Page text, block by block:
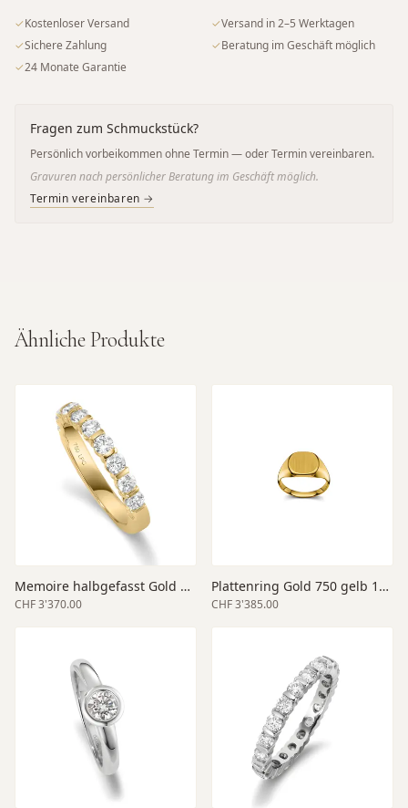
✓Kostenloser Versand ✓Versand in 2–5 Werktagen
✓Sichere Zahlung ✓Beratung im Geschäft möglich
✓24 Monate Garantie
Fragen zum Schmuckstück?
Persönlich vorbeikommen ohne Termin — oder Termin vereinbaren.
Gravuren nach persönlicher Beratung im Geschäft möglich.
Termin vereinbaren →
Ähnliche Produkte
Memoire halbgefasst Gold 750 gelb
CHF 3'370.00
Plattenring Gold 750 gelb 12x12
CHF 3'385.00